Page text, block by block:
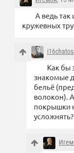
А ведь
кружевных
i16chatos
Как бы
знакомые
бельё
волокон).
покрышки